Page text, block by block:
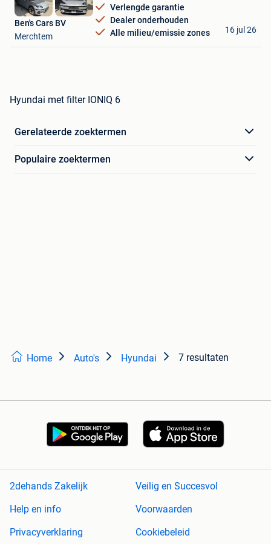
Verlengde garantie
Dealer onderhouden
Alle milieu/emissie zones
Ben's Cars BV
Merchtem
16 jul 26
Hyundai met filter IONIQ 6
Gerelateerde zoektermen
Populaire zoektermen
Home Auto's Hyundai 7 resultaten
2dehands Zakelijk
Veilig en Succesvol
Help en info
Voorwaarden
Privacyverklaring
Cookiebeleid